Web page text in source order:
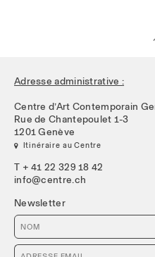
Adresse administrative :
Centre d’Art Contemporain
Rue de Chantepoulet 1-3
1201 Genève
 Itinéraire au Centre
T + 41 22 329 18 42
info@centre.ch
Newsletter